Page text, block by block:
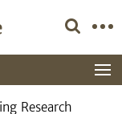
Research